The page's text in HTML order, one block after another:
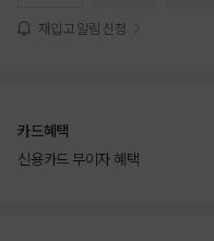
재입고 알림 신청
카드혜택
신용카드 무이자 혜택